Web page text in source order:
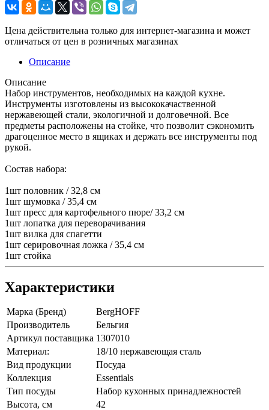
Цена действительна только для интернет-магазина и может
отличаться от цен в розничных магазинах
Описание
Описание
Набор инструментов, необходимых на каждой кухне.
Инструменты изготовлены из высококачаственной
нержавеющей стали, экологичной и долговечной. Все
предметы расположены на стойке, что позволит сэкономить
драгоценное место в ящиках и держать все инструменты под
рукой.
Состав набора:
1шт половник / 32,8 см
1шт шумовка / 35,4 см
1шт пресс для картофельного пюре/ 33,2 см
1шт лопатка для переворачивания
1шт вилка для спагетти
1шт серировочная ложка / 35,4 см
1шт стойка
Характеристики
Марка (Бренд)
BergHOFF
Производитель
Бельгия
Артикул поставщика 1307010
Материал:
18/10 нержавеющая сталь
Вид продукции
Посуда
Коллекция
Essentials
Тип посуды
Набор кухонных принадлежностей
Высота, см
42